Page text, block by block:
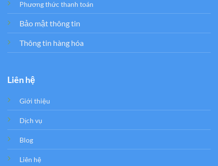
Phương thức thanh toán
Bảo mật thông tin
Thông tin hàng hóa
Liên hệ
Giới thiệu
Dịch vụ
Blog
Liên hệ